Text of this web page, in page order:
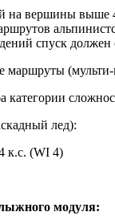
на вершины выше
спуск
маршруты
категории
лед):
к.с. (WI 4)
модуля: